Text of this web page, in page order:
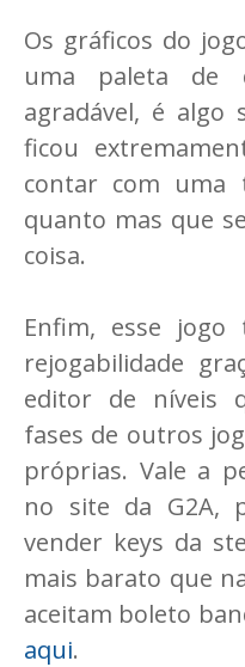
Os gráficos do
uma paleta de
agradável, é algo
ficou
contar com uma
quanto mas que
coisa.
Enfim, esse
rejogabilidade
editor de níveis
fases de outros
próprias. Vale a
no site da G2A,
vender keys da
mais barato que
aceitam boleto
aqui.